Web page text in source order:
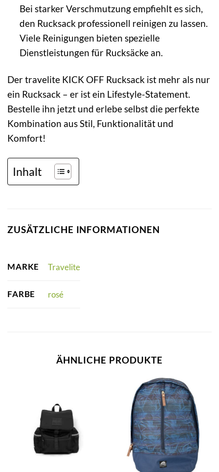
Bei starker Verschmutzung empfiehlt es sich,
den Rucksack professionell reinigen zu lassen.
Viele Reinigungen bieten spezielle
Dienstleistungen für Rucksäcke an.
Der travelite KICK OFF Rucksack ist mehr als nur
ein Rucksack – er ist ein Lifestyle-Statement.
Bestelle ihn jetzt und erlebe selbst die perfekte
Kombination aus Stil, Funktionalität und
Komfort!
Inhalt
ZUSÄTZLICHE INFORMATIONEN
MARKE Travelite
FARBE rosé
ÄHNLICHE PRODUKTE